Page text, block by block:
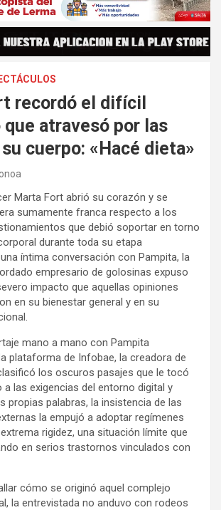
recordó el difícil
atravesó por las
cuerpo: «Hacé dieta»
Marta Fort abrió su corazón y se
sumamente franca respecto a los
que debió soportar en torno
durante toda su etapa
íntima conversación con Pampita, la
empresario de golosinas expuso
impacto que aquellas opiniones
en su bienestar general y en su
mano a mano con Pampita
plataforma de Infobae, la creadora de
los oscuros pasajes que le tocó
a las exigencias del entorno digital y
propias palabras, la insistencia de las
la empujó a adoptar regímenes
rigidez, una situación límite que
en serios trastornos vinculados con
cómo se originó aquel complejo
la entrevistada no anduvo con rodeos